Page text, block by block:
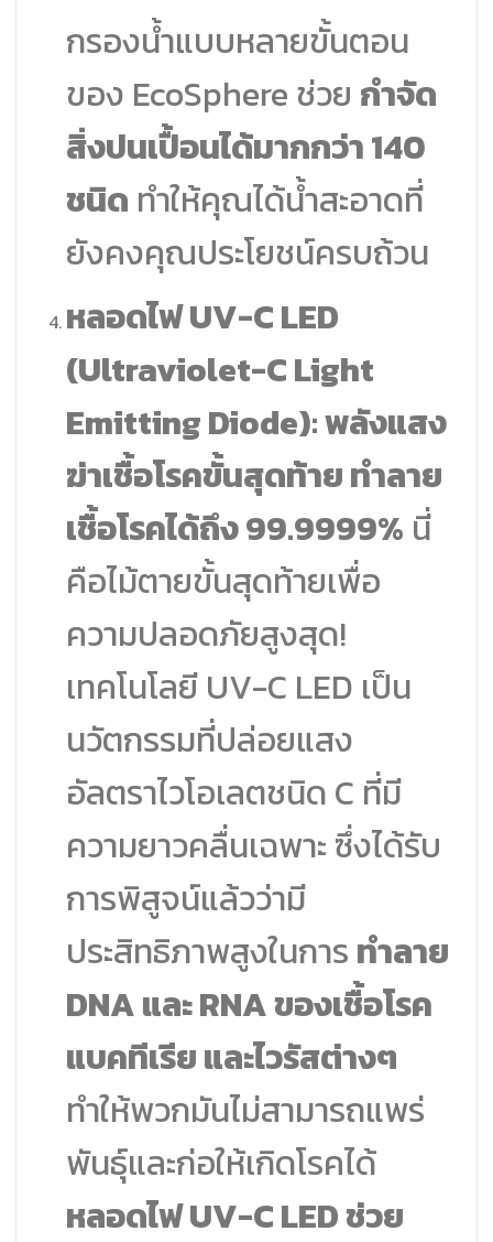
กรองน้ำแบบหลายขั้นตอน
ของ EcoSphere ช่วย กำจัด
สิ่งปนเปื้อนได้มากกว่า 140
ชนิด ทำให้คุณได้น้ำสะอาดที่
ยังคงคุณประโยชน์ครบถ้วน
หลอดไฟ UV-C LED
(Ultraviolet-C Light
Emitting Diode): พลังแสง
ฆ่าเชื้อโรคขั้นสุดท้าย ทำลาย
เชื้อโรคได้ถึง 99.9999% นี่
คือไม้ตายขั้นสุดท้ายเพื่อ
ความปลอดภัยสูงสุด!
เทคโนโลยี UV-C LED เป็น
นวัตกรรมที่ปล่อยแสง
อัลตราไวโอเลตชนิด C ที่มี
ความยาวคลื่นเฉพาะ ซึ่งได้รับ
การพิสูจน์แล้วว่ามี
ประสิทธิภาพสูงในการ ทำลาย
DNA และ RNA ของเชื้อโรค
แบคทีเรีย และไวรัสต่างๆ
ทำให้พวกมันไม่สามารถแพร่
พันธุ์และก่อให้เกิดโรคได้
หลอดไฟ UV-C LED ช่วย